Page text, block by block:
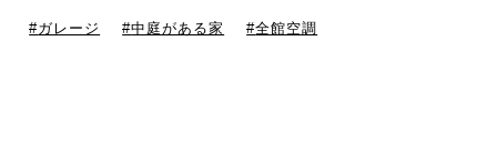
ガレージ 中庭がある家 全館空調